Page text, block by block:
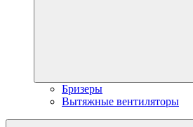
Бризеры
Вытяжные вентиляторы